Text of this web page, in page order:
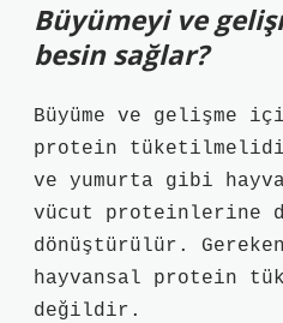
Büyümeyi ve
besin sağlar?
Büyüme ve gelişme
protein
ve yumurta gibi
vücut proteinlerine
dönüştürülür.
hayvansal protein
değildir.